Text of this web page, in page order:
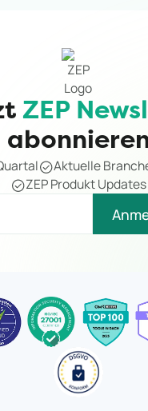
ZEP
Aktuelle
ZEP Produkt Updates